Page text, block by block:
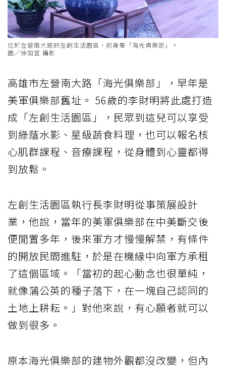
位於左營南大路的左創生活園區，前身是「海光俱樂部」。
圖／徐如宜 攝影
高雄市左營南大路「海光俱樂部」，早年是
美軍俱樂部舊址。 56歲的李財明將此處打造
成「左創生活園區」，民眾到這兒可以享受
到綠蔭水影、星級蔬食料理，也可以報名核
心肌群課程、音療課程，從身體到心靈都得
到放鬆。
左創生活園區執行長李財明從事策展設計
業，他說，當年的美軍俱樂部在中美斷交後
便閒置多年，後來軍方才慢慢解禁，有條件
的開放民間進駐，於是在機緣中向軍方承租
了這個區域。「當初的起心動念也很單純，
就像蒲公英的種子落下，在一塊自己認同的
土地上耕耘。」對他來說，有心願者就可以
做到很多。
原本海光俱樂部的建物外觀都沒改變，但內